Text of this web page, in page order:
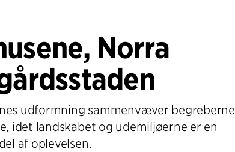
Norra
udformning sammenvæver begreberne
idet landskabet og udemiljøerne er en
af oplevelsen.